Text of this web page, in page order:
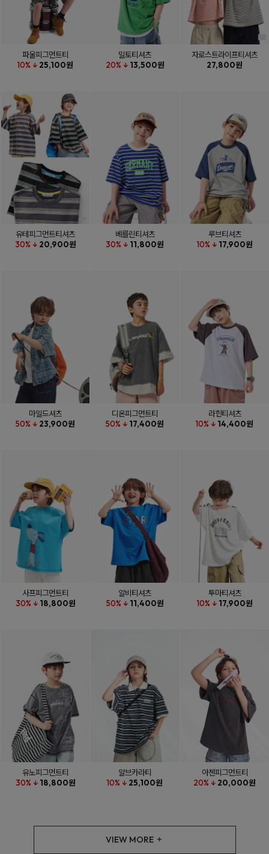
파울피그먼트티
10% ↓ 25,100원
밀토티셔츠
20% ↓ 13,500원
자로스트라이프티셔츠
27,800원
유테피그먼트티셔츠
30% ↓ 20,900원
베를린티셔츠
30% ↓ 11,800원
루브티셔츠
10% ↓ 17,900원
마일드셔츠
50% ↓ 23,900원
디온피그먼트티
50% ↓ 17,400원
라힌티셔츠
10% ↓ 14,400원
사프피그먼트티
30% ↓ 18,800원
알비티셔츠
50% ↓ 11,400원
투마티셔츠
10% ↓ 17,900원
유노피그먼트티
30% ↓ 18,800원
알브카라티
10% ↓ 25,100원
아첸피그먼트티
20% ↓ 20,000원
VIEW MORE